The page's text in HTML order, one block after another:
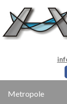
Metropole